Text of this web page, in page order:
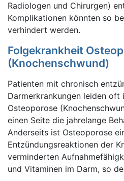
Radiologen und Chirurgen)
Komplikationen könnten so
verhindert werden.
Folgekrankheit
(Knochenschwund)
Patienten mit chronisch
Darmerkrankungen leiden oft
Osteoporose
einen Seite die jahrelange
Anderseits ist Osteoporose
Entzündungsreaktionen der
verminderten
und Vitaminen im Darm, so